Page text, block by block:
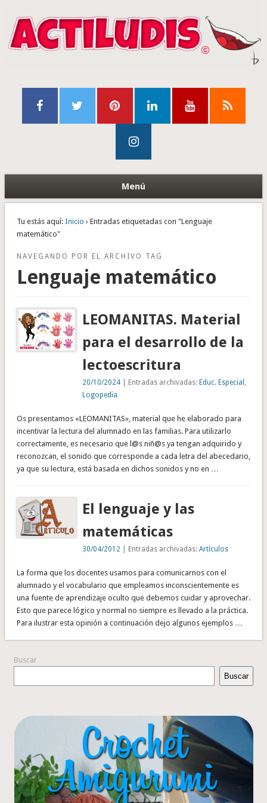
Menú
Tu estás aquí: Inicio › Entradas etiquetadas con "Lenguaje
matemático"
NAVEGANDO POR EL ARCHIVO TAG
Lenguaje matemático
LEOMANITAS. Material
para el desarrollo de la
lectoescritura
20/10/2024 | Entradas archivadas:Educ. Especial
Logopedia
Os presentamos «LEOMANITAS», material que he elaborado para
incentivar la lectura del alumnado en las familias. Para utilizarlo
correctamente, es necesario que l@s niñ@s ya tengan adquirido y
reconozcan, el sonido que corresponde a cada letra del abecedario,
ya que su lectura, está basada en dichos sonidos y no en …
El lenguaje y las
matemáticas
30/04/2012 | Entradas archivadas:Artículos
La forma que los docentes usamos para comunicarnos con el
alumnado y el vocabulario que empleamos inconscientemente es
una fuente de aprendizaje oculto que debemos cuidar y aprovechar.
Esto que parece lógico y normal no siempre es llevado a la práctica.
Para ilustrar esta opinión a continuación dejo algunos ejemplos …
Buscar
Buscar